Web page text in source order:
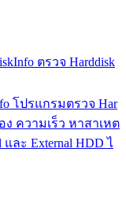
ตรวจ Harddisk
โปรแกรมตรวจ Har
ความเร็ว หาสาเหต
ละ External HDD ไ